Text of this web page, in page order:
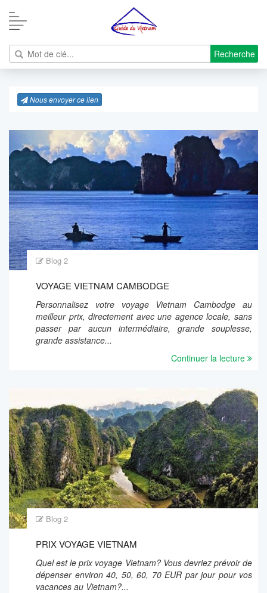
Recherche
Nous envoyer ce lien
Blog 2
VOYAGE VIETNAM CAMBODGE
Personnalisez votre voyage Vietnam Cambodge au
meilleur prix, directement avec une agence locale, sans
passer par aucun intermédiaire, grande souplesse,
grande assistance...
Continuer la lecture
Blog 2
PRIX VOYAGE VIETNAM
Quel est le prix voyage Vietnam? Vous devriez prévoir de
dépenser environ 40, 50, 60, 70 EUR par jour pour vos
vacances au Vietnam?...